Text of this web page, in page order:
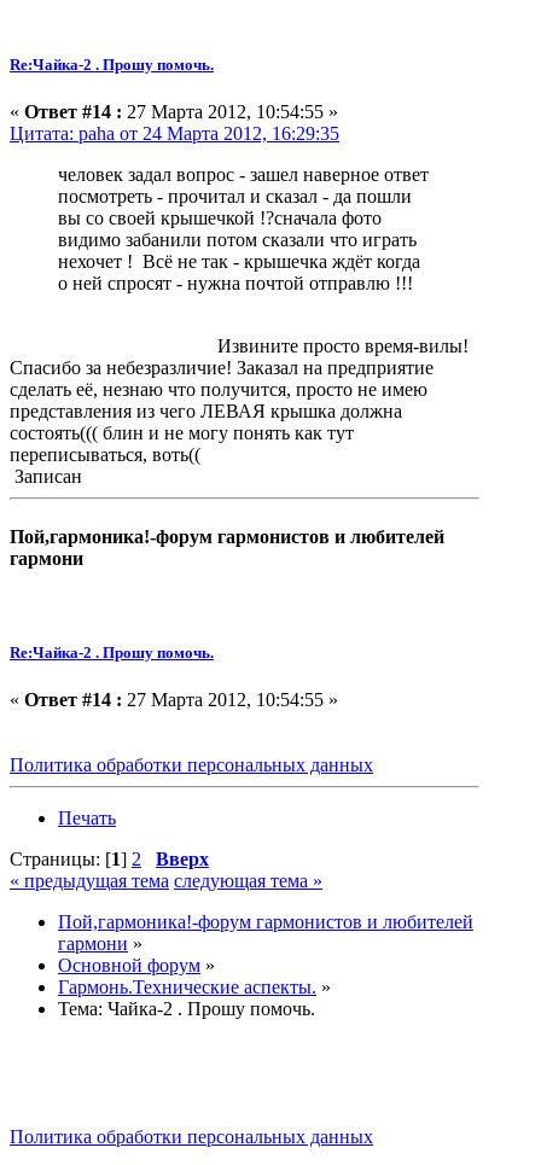
Re:Чайка-2 . Прошу помочь.
« Ответ #14 : 27 Марта 2012, 10:54:55 »
Цитата: paha от 24 Марта 2012, 16:29:35
человек задал вопрос - зашел наверное ответ
посмотреть - прочитал и сказал - да пошли
вы со своей крышечкой !?сначала фото
видимо забанили потом сказали что играть
нехочет ! Всё не так - крышечка ждёт когда
о ней спросят - нужна почтой отправлю !!!
Извините просто время-вилы!
Спасибо за небезразличие! Заказал на предприятие
сделать её, незнаю что получится, просто не имею
представления из чего ЛЕВАЯ крышка должна
состоять((( блин и не могу понять как тут
переписываться, воть((
Записан
Пой,гармоника!-форум гармонистов и любителей
гармони
Re:Чайка-2 . Прошу помочь.
« Ответ #14 : 27 Марта 2012, 10:54:55 »
Политика обработки персональных данных
Печать
Страницы: [1] 2
Вверх
« предыдущая тема следующая тема »
Пой,гармоника!-форум гармонистов и любителей
гармони »
Основной форум »
Гармонь.Технические аспекты. »
Тема: Чайка-2 . Прошу помочь.
Политика обработки персональных данных